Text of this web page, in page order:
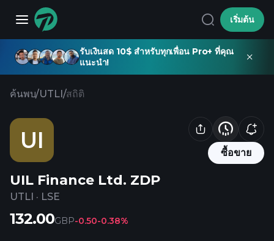
เริ่มต้น
รับเงินสด 10$ สำหรับทุกเพื่อน Pro+ ที่คุณ
แนะนำ!
ค้นพบ/UTLI/สถิติ
UI ซื้อขาย
UIL Finance Ltd. ZDP
UTLI · LSE
132.00GBP-0.50-0.38%